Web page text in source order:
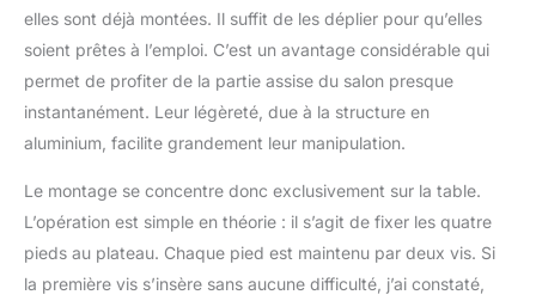
mobiliers de jardin
maison ! MATÉRIAUX
RÉSISTANTS AUX
INTEMPÉRIES : Fabriqué
à partir d'un cadre en
des vis en acier
inoxydable, le salon de
particulièrement résistant
aux intempéries. Le
elles sont déjà montées. Il suffit de les déplier pour qu’elles
soient prêtes à l’emploi. C’est un avantage considérable qui
permet de profiter de la partie assise du salon presque
instantanément. Leur légèreté, due à la structure en
aluminium, facilite grandement leur manipulation.
Le montage se concentre donc exclusivement sur la table.
L’opération est simple en théorie : il s’agit de fixer les quatre
pieds au plateau. Chaque pied est maintenu par deux vis. Si
la première vis s’insère sans aucune difficulté, j’ai constaté,